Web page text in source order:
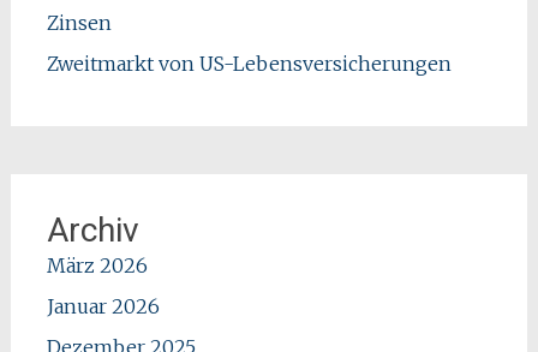
Zinsen
Zweitmarkt von US-Lebensversicherungen
Archiv
März 2026
Januar 2026
Dezember 2025